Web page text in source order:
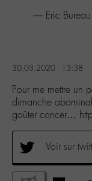
recherche
— Eric Bureau
30.03.2020 - 13:38
Pour me mettre un
dimanche
goûter concer…
Voir sur